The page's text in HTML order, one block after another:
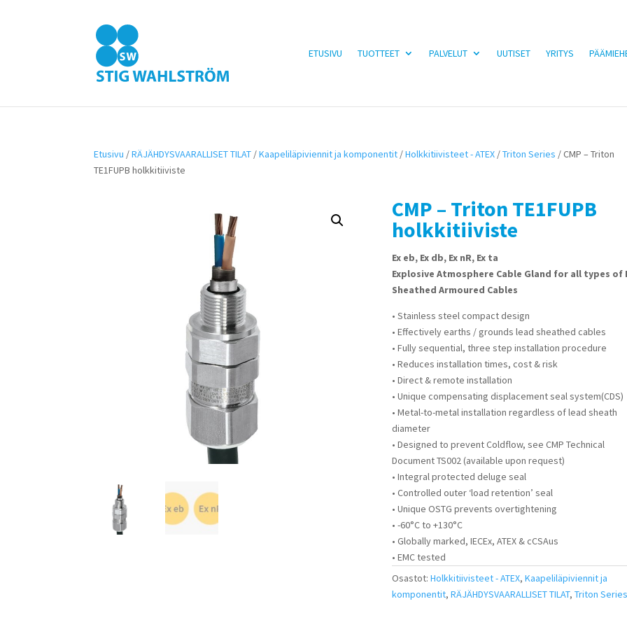
ETUSIVU TUOTTEET PALVELUT UUTISET YRITYS
Etusivu /RÄJÄHDYSVAARALLISET TILAT /Kaapeliläpiviennit ja komponentit /Holkkitiivisteet - ATEX /Triton Series / CMP – Triton
TE1FUPB holkkitiiviste
CMP – Triton TE1FUPB
holkkitiiviste
Ex eb, Ex db, Ex nR, Ex ta
Explosive Atmosphere Cable Gland for all types of
Sheathed Armoured Cables
• Stainless steel compact design
• Effectively earths / grounds lead sheathed cables
• Fully sequential, three step installation procedure
• Reduces installation times, cost & risk
• Direct & remote installation
• Unique compensating displacement seal system(CDS)
• Metal-to-metal installation regardless of lead sheath
diameter
• Designed to prevent Coldflow, see CMP Technical
Document TS002 (available upon request)
• Integral protected deluge seal
• Controlled outer ‘load retention’ seal
• Unique OSTG prevents overtightening
• -60°C to +130°C
• Globally marked, IECEx, ATEX & cCSAus
• EMC tested
Osastot:Holkkitiivisteet - ATEX,Kaapeliläpiviennit ja
komponentit,RÄJÄHDYSVAARALLISET TILAT,Triton